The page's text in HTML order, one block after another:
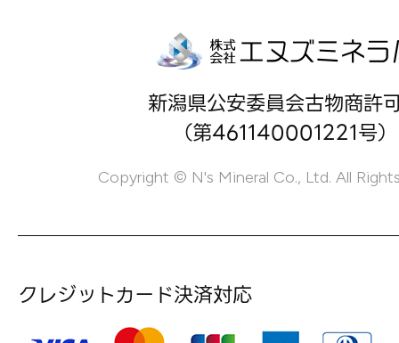
新潟県公安委員会古物商許
（第461140001221号）
Copyright © N's Mineral Co., Ltd. All
クレジットカード決済対応